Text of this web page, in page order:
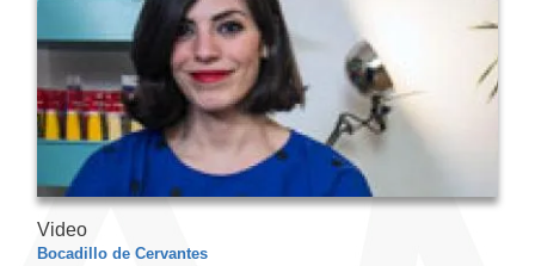
Video
Bocadillo de Cervantes